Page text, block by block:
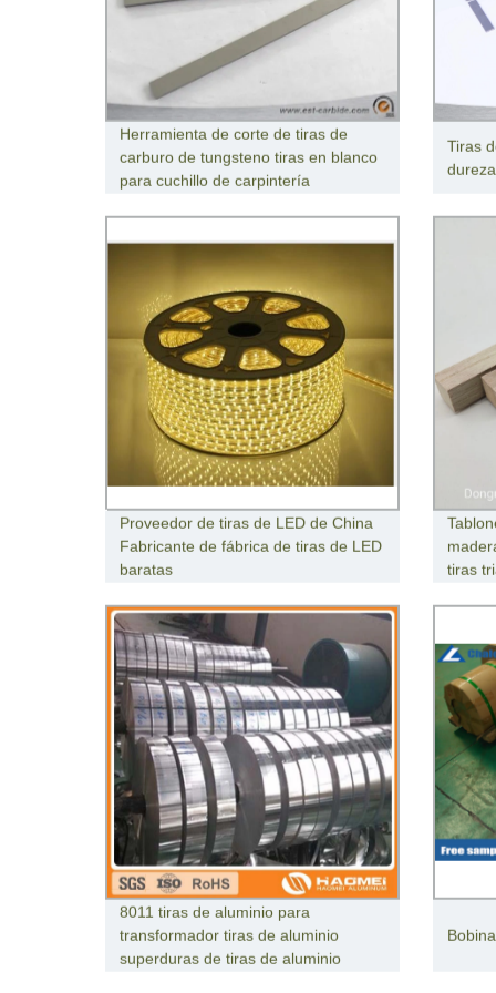
Herramienta de corte de tiras de
carburo de tungsteno tiras en blanco
para cuchillo de carpintería
Tiras
Proveedor de tiras de LED de China
Fabricante de fábrica de tiras de LED
baratas
tiras
8011 tiras de aluminio para
transformador tiras de aluminio
superduras de tiras de aluminio